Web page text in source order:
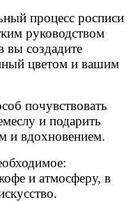
процесс росписи
руководством
вы создадите
цветом и вашим
почувствовать
и подарить
и вдохновением.
и атмосферу, в